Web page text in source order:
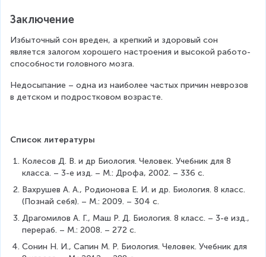
Заключение
Из­бы­точ­ный сон вре­ден, а креп­кий и здо­ро­вый сон
является залогом хорошего настроения и высокой ра­бо­то­
спо­соб­но­сти го­лов­но­го мозга.
Недо­сы­па­ние – одна из наи­бо­лее ча­стых при­чин нев­ро­зов
в дет­ском и под­рост­ко­вом воз­расте.
Список литературы
Колесов Д. В. и др Биология. Человек. Учебник для 8
класса. – 3-е изд. – М.: Дрофа, 2002. – 336 с.
Вахрушев А. А., Родионова Е. И. и др. Биология. 8 класс.
(Познай себя). – М.: 2009. – 304 с.
Драгомилов А. Г., Маш Р. Д. Биология. 8 класс. – 3-е изд.,
перераб. – М.: 2008. – 272 с.
Сонин Н. И., Сапин М. Р. Биология. Человек. Учебник для